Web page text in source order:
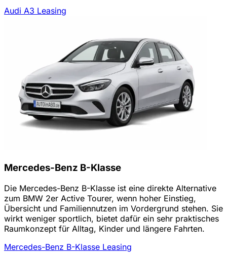
Audi A3 Leasing
Mercedes-Benz B-Klasse
Die Mercedes-Benz B-Klasse ist eine direkte Alternative
zum BMW 2er Active Tourer, wenn hoher Einstieg,
Übersicht und Familiennutzen im Vordergrund stehen. Sie
wirkt weniger sportlich, bietet dafür ein sehr praktisches
Raumkonzept für Alltag, Kinder und längere Fahrten.
Mercedes-Benz B-Klasse Leasing